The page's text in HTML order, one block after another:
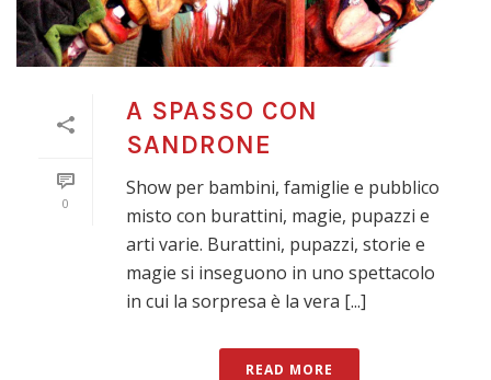
0
A SPASSO CON
SANDRONE
Show per bambini, famiglie e pubblico
misto con burattini, magie, pupazzi e
arti varie. Burattini, pupazzi, storie e
magie si inseguono in uno spettacolo
in cui la sorpresa è la vera [...]
READ MORE